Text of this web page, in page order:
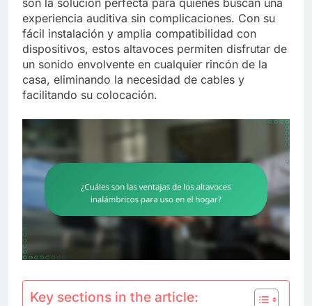
son la solución perfecta para quienes buscan una
experiencia auditiva sin complicaciones. Con su
fácil instalación y amplia compatibilidad con
dispositivos, estos altavoces permiten disfrutar de
un sonido envolvente en cualquier rincón de la
casa, eliminando la necesidad de cables y
facilitando su colocación.
Key sections in the article: